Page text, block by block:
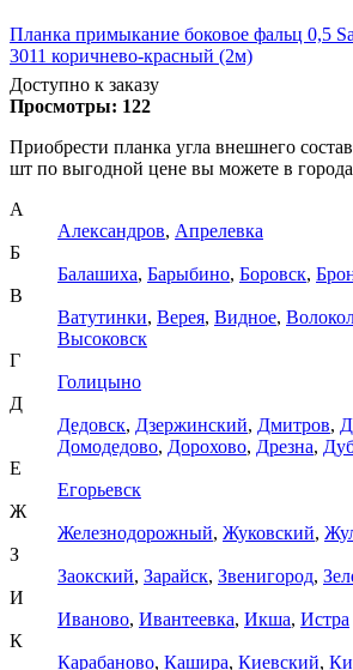
Планка примыкание боковое фальц 0,5
3011 коричнево-красный (2м)
Доступно к заказу
Просмотры: 122
Приобрести планка угла внешнего
шт по выгодной цене вы можете в
А
Александров, Апрелевка
Б
Балашиха, Барыбино, Боровск,
В
Ватутинки, Верея, Видное,
Высоковск
Г
Голицыно
Д
Дедовск, Дзержинский, Дмитров,
Домодедово, Дорохово, Дрезна,
Е
Егорьевск
Ж
Железнодорожный, Жуковский,
З
Заокский, Зарайск, Звенигород,
И
Иваново, Ивантеевка, Икша, Истра
К
Карабаново, Кашира, Киевский,